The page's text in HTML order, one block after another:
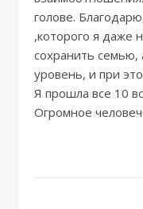
голове.
,которого я даже
сохранить семью,
уровень, и при
Я прошла все 10
Огромное